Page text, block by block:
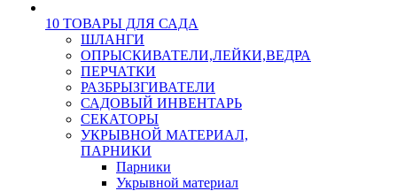
10 ТОВАРЫ ДЛЯ САДА
ШЛАНГИ
ОПРЫСКИВАТЕЛИ,ЛЕЙКИ,ВЕДРА
ПЕРЧАТКИ
РАЗБРЫЗГИВАТЕЛИ
САДОВЫЙ ИНВЕНТАРЬ
СЕКАТОРЫ
УКРЫВНОЙ МАТЕРИАЛ,
ПАРНИКИ
Парники
Укрывной материал